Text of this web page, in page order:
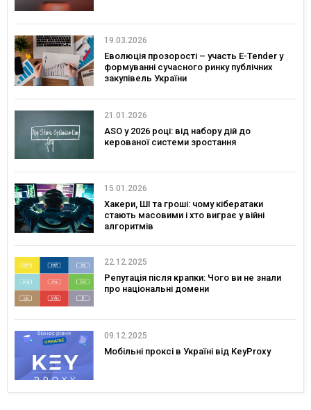
19.03.2026
Еволюція прозорості – участь E-Tender у
формуванні сучасного ринку публічних
закупівель України
21.01.2026
ASO у 2026 році: від набору дій до
керованої системи зростання
15.01.2026
Хакери, ШІ та гроші: чому кібератаки
стають масовими і хто виграє у війні
алгоритмів
22.12.2025
Репутація після крапки: Чого ви не знали
про національні домени
09.12.2025
Мобільні проксі в Україні від KeyProxy